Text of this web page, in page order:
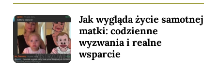
Jak wygląda życie samotnej
matki: codzienne
wyzwania i realne
wsparcie